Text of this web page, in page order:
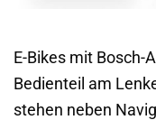
E-Bikes mit Bosch-
Bedienteil am
stehen neben